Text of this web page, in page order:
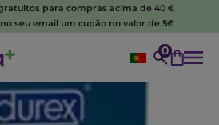
para compras acima de 40 €
seu email um cupão no valor de 5€
0